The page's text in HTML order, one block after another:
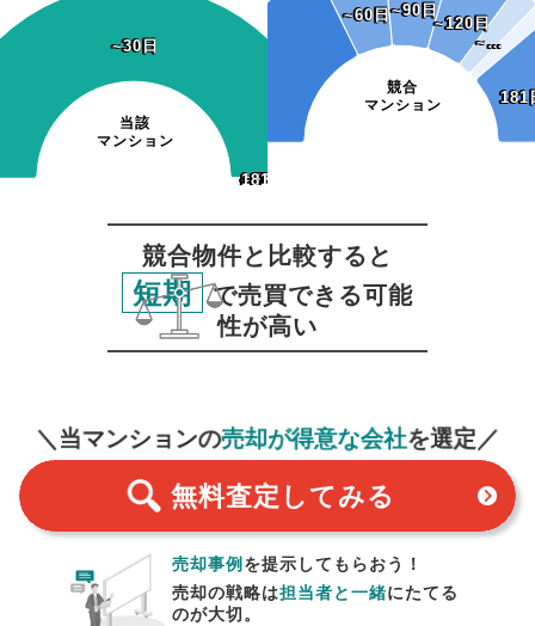
当該
マンション
~30日
~30日
~60日
~60日
~90日
~90日
~120日
~120日
~150日
~150日
~180日
~180日
181日~
181日~
競合
マンション
~60日
~60日~90日
~90日
~120日
~120日
~…
~…
181
181
競合物件と比較すると
短期
で売買できる可能
性が高い
＼当マンションの売却が得意な会社を選定／
無料査定 してみる
売却事例 を提示してもらおう！
売却の戦略は担当者と一緒にたてる
のが大切。